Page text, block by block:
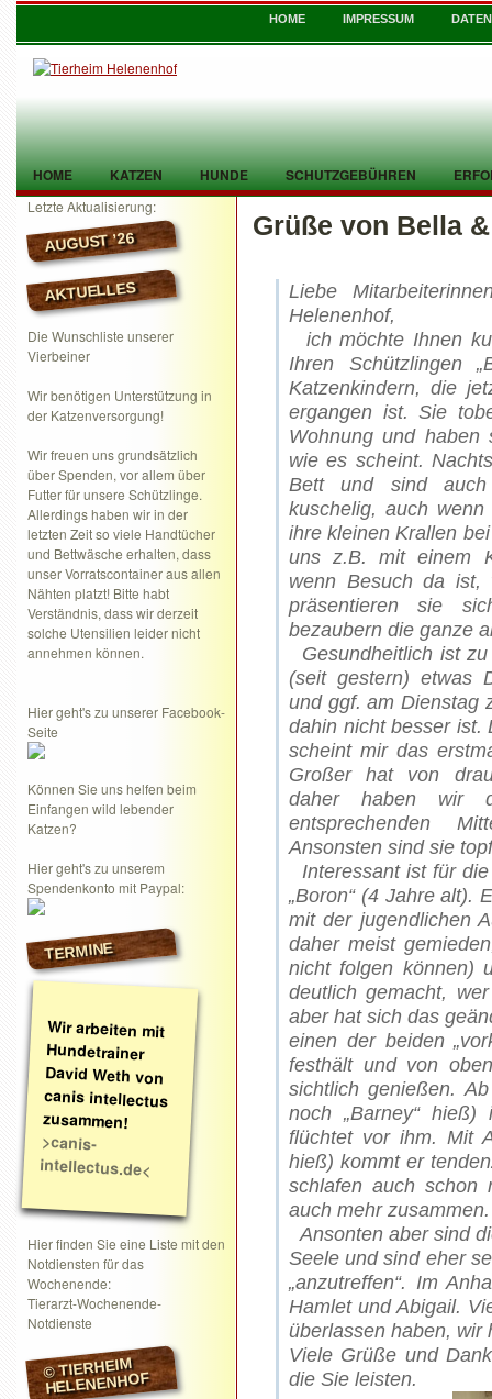
HOME IMPRESSUM
HOME KATZEN HUNDE SCHUTZGEBÜHREN
TIER GEFUNDEN KONTAKT
Letzte Aktualisierung:
AUGUST ’26
AKTUELLES
Die Wunschliste unserer
Vierbeiner
Wir benötigen Unterstützung in
der Katzenversorgung!
Wir freuen uns grundsätzlich
über Spenden, vor allem über
Futter für unsere Schützlinge.
Allerdings haben wir in der
letzten Zeit so viele Handtücher
und Bettwäsche erhalten, dass
unser Vorratscontainer aus allen
Nähten platzt! Bitte habt
Verständnis, dass wir derzeit
solche Utensilien leider nicht
annehmen können.
Hier geht's zu unserer Facebook-
Seite
Können Sie uns helfen beim
Einfangen wild lebender
Katzen?
Hier geht's zu unserem
Spendenkonto mit Paypal:
TERMINE
Wir arbeiten mit
Hundetrainer
David Weth von
canis intellectus
zusammen!
>canis-
intellectus.de<
Hier finden Sie eine Liste mit den
Notdiensten für das
Wochenende:
Tierarzt-Wochenende-
Notdienste
© TIERHEIM
HELENENHOF
Grüße von Bella
Liebe
Helenenhof,
ich möchte Ihnen
Ihren Schützlingen
Katzenkindern, die
ergangen ist. Sie
Wohnung und haben
wie es scheint.
Bett und sind auch
kuschelig, auch
ihre kleinen Krallen
uns z.B. mit einem
wenn Besuch da ist,
präsentieren sie
bezaubern die ganze
Gesundheitlich ist
(seit gestern) etwas
und ggf. am Dienstag
dahin nicht besser ist.
scheint mir das
Großer hat von
daher haben wir
entsprechenden
Ansonsten sind sie
Interessant ist für
„Boron“ (4 Jahre alt).
mit der jugendlichen
daher meist
nicht folgen können)
deutlich gemacht,
aber hat sich das
einen der beiden
festhält und von
sichtlich genießen.
noch „Barney“
flüchtet vor ihm. Mit
hieß) kommt er
schlafen auch schon
auch mehr zusammen.
Ansonten aber sind
Seele und sind eher
„anzutreffen“. Im
Hamlet und Abigail.
überlassen haben, wir
Viele Grüße und
die Sie leisten.